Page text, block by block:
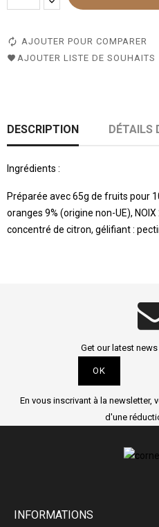
AJOUTER POUR COMPARER
AJOUTER LISTE DE SOUHAITS
DESCRIPTION DÉTAILS
Ingrédients :
Préparée avec 65g de fruits pour
oranges 9% (origine non-UE),
concentré de citron, gélifiant :
Get our latest
En vous inscrivant à la
d'une
INFORMATIONS